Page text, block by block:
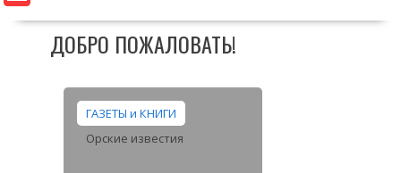
ДОБРО ПОЖАЛОВАТЬ!
ГАЗЕТЫ и КНИГИ
Орские известия